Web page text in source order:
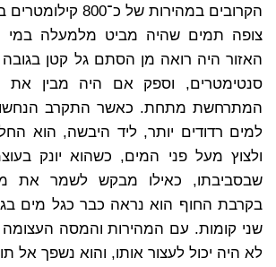
הקרובים במהירות של כ־800 קילומטרים בשעה.
צופה תמים שהיה מביט מלמעלה במי
האזור היה רואה מן הסתם גל קטן
סנטימטרים, וספק אם היה מבין את
המתרחשת מתחת. כאשר התקרב
למים רדודים יותר, ליד היבשה, הוא
ולצוץ מעל פני המים, כשהוא יונק
שבסביבתו, כאילו מבקש לשמר את
בקרבת החוף הוא נראה כבר כגל מים
שני קומות. עם המהירות והמסה
לא היה יכול לעצור אותו, והוא נשפך אל